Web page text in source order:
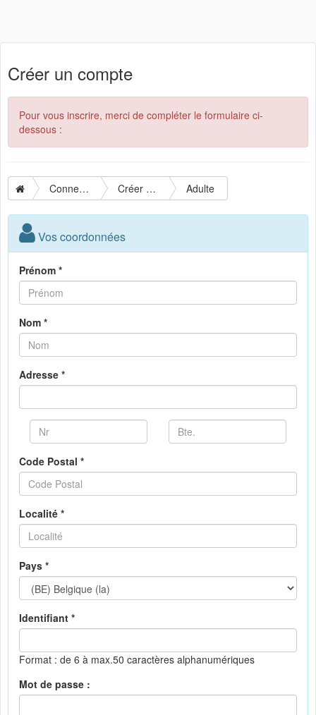
Créer un compte
Pour vous inscrire, merci de compléter le formulaire ci-
dessous :
Connexion Créer un compte Adulte
Vos coordonnées
Prénom *
Nom *
Adresse *
Code Postal *
Localité *
Pays *
Identifiant *
Format : de 6 à max.50 caractères alphanumériques
Mot de passe :